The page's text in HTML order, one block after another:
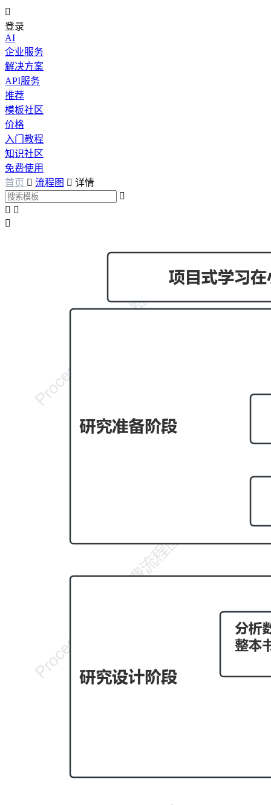

登录
AI
企业服务
解决方案
API服务
推荐
模板社区
价格
入门教程
知识社区
免费使用
首页  流程图  详情

 
